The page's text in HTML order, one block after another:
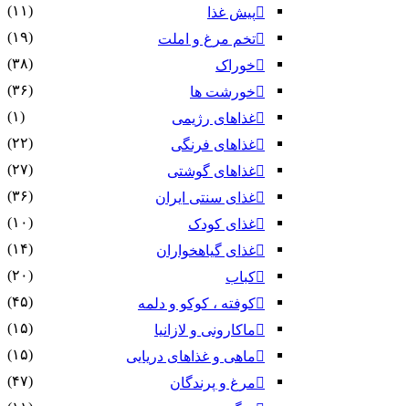
پیش غذا
(۱۱)
تخم مرغ و املت
(۱۹)
خوراک
(۳۸)
خورشت ها
(۳۶)
غذاهای رژیمی
(۱)
غذاهای فرنگی
(۲۲)
غذاهای گوشتی
(۲۷)
غذای سنتی ایران
(۳۶)
غذای کودک
(۱۰)
غذای گیاهخواران
(۱۴)
کباب
(۲۰)
کوفته ، کوکو و دلمه
(۴۵)
ماکارونی و لازانیا
(۱۵)
ماهی و غذاهای دریایی
(۱۵)
مرغ و پرندگان
(۴۷)